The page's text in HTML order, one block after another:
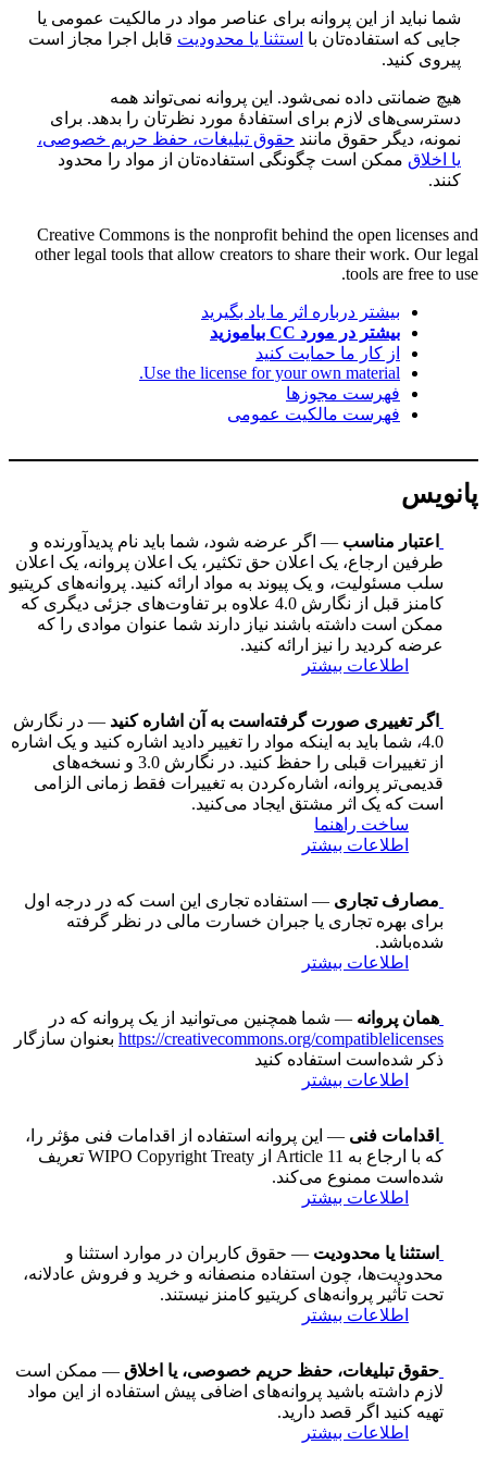
شما نباید از این پروانه برای عناصر مواد در مالکیت عمومی یا
جایی که استفاده‌تان با استثنا یا محدودیت قابل اجرا مجاز است
پیروی کنید.
هیچ ضمانتی داده نمی‌شود. این پروانه نمی‌تواند همه
دسترسی‌های لازم برای استفادهٔ مورد نظرتان را بدهد. برای
نمونه، دیگر حقوق مانند حقوق تبلیغات، حفظ حریم خصوصی،
یا اخلاق ممکن است چگونگی استفاده‌تان از مواد را محدود
کنند.
Creative Commons is the nonprofit behind the open licenses and
other legal tools that allow creators to share their work. Our legal
tools are free to use.
بیشتر درباره اثر ما یاد بگیرید
بیشتر در مورد CC بیاموزید
از کار ما حمایت کنید
Use the license for your own material.
فهرست مجوزها
فهرست مالکیت عمومی
پانویس
اعتبار مناسب — اگر عرضه شود، شما باید نام پدیدآورنده و
طرفین ارجاع، یک اعلان حق تکثیر، یک اعلان پروانه، یک اعلان
سلب مسئولیت، و یک پیوند به مواد ارائه کنید. پروانه‌های کریتیو
کامنز قبل از نگارش 4.0 علاوه بر تفاوت‌های جزئی دیگری که
ممکن است داشته باشند نیاز دارند شما عنوان موادی را که
عرضه کردید را نیز ارائه کنید.
اطلاعات بیشتر
اگر تغییری صورت گرفته‌است به آن اشاره کنید — در نگارش
4.0، شما باید به اینکه مواد را تغییر دادید اشاره کنید و یک اشاره
از تغییرات قبلی را حفظ کنید. در نگارش 3.0 و نسخه‌های
قدیمی‌تر پروانه، اشاره‌کردن به تغییرات فقط زمانی الزامی
است که یک اثر مشتق ایجاد می‌کنید.
ساخت راهنما
اطلاعات بیشتر
مصارف تجاری — استفاده تجاری این است که در درجه اول
برای بهره تجاری یا جبران خسارت مالی در نظر گرفته
شده‌باشد.
اطلاعات بیشتر
همان پروانه — شما همچنین می‌توانید از یک پروانه که در
https://creativecommons.org/compatiblelicenses بعنوان سازگار
ذکر شده‌است استفاده کنید
اطلاعات بیشتر
اقدامات فنی — این پروانه استفاده از اقدامات فنی مؤثر را،
که با ارجاع به Article 11 از WIPO Copyright Treaty تعریف
شده‌است ممنوع می‌کند.
اطلاعات بیشتر
استثنا یا محدودیت — حقوق کاربران در موارد استثنا و
محدودیت‌ها، چون استفاده منصفانه و خرید و فروش عادلانه،
تحت تأثیر پروانه‌های کریتیو کامنز نیستند.
اطلاعات بیشتر
حقوق تبلیغات، حفظ حریم خصوصی، یا اخلاق — ممکن است
لازم داشته باشید پروانه‌های اضافی پیش استفاده از این مواد
تهیه کنید اگر قصد دارید.
اطلاعات بیشتر